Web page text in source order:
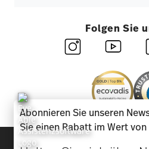
Folgen Sie
Entdecken Sie
Abonnieren Sie unseren
Sie einen Rabatt im Wert von